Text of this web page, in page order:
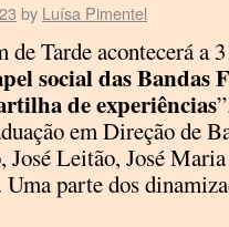
by Luísa Pimentel
de Tarde acontecerá a
social das Bandas
de experiências
em Direção de
Leitão, José
parte dos